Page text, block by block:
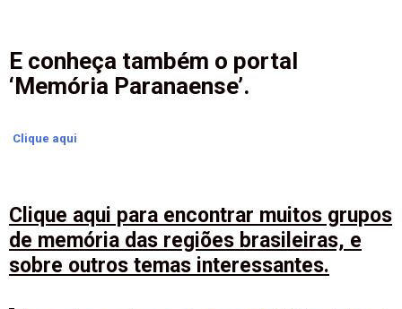
E conheça também o portal
‘Memória Paranaense’.
Clique aqui
Clique aqui para encontrar muitos grupos
de memória das regiões brasileiras, e
sobre outros temas interessantes.